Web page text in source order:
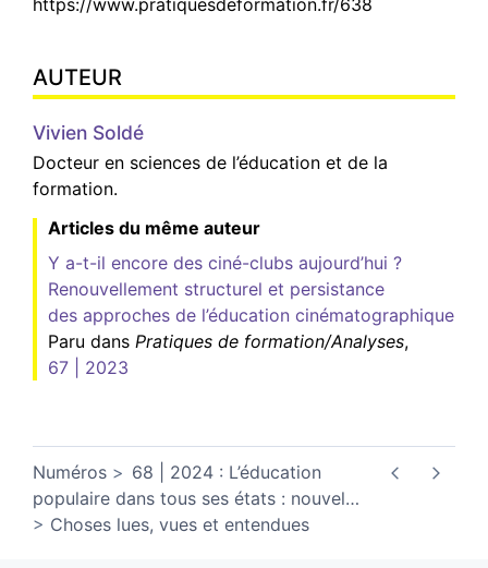
AUTEUR
Vivien Soldé
Docteur en sciences de l’éducation et de la
formation.
Articles du même auteur
Y a-t-il encore des ciné-clubs aujourd’hui ?
Renouvellement structurel et persistance
des approches de l’éducation cinématographique
Paru dans Pratiques de formation/Analyses,
67 | 2023
Numéros
68 | 2024 : L’éducation
populaire dans tous ses états : nouvel…
Choses lues, vues et entendues